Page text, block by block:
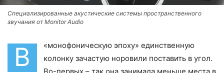
Специализированные акустические системы пространственного
звучания от Monitor Audio
В
«монофоническую эпоху» единственную
колонку зачастую норовили поставить в угол.